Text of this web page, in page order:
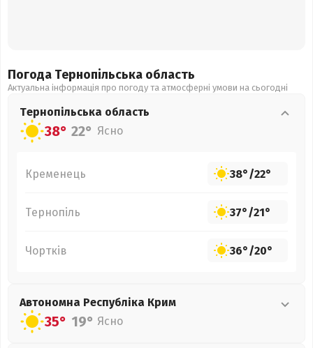
Погода Тернопільська область
Актуальна інформація про погоду та атмосферні умови на сьогодні
Тернопільська область
38° 22° Ясно
Кременець 38°/22°
Тернопіль 37°/21°
Чортків 36°/20°
Автономна Республіка Крим
35° 19° Ясно